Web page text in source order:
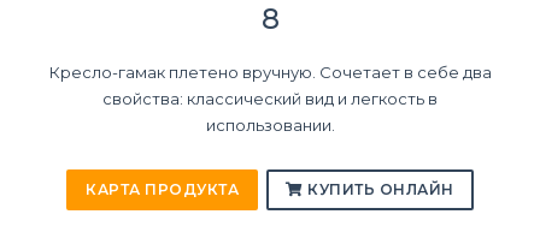
8
Кресло-гамак плетено вручную. Сочетает в себе два
свойства: классический вид и легкость в
использовании.
КАРТА ПРОДУКТА КУПИТЬ ОНЛАЙН